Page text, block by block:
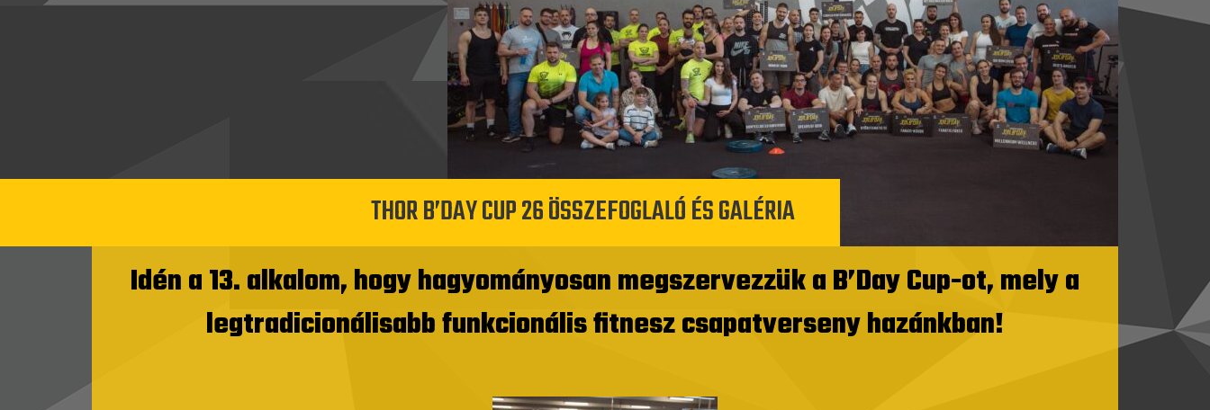
THOR B’DAY CUP 26 ÖSSZEFOGLALÓ ÉS GALÉRIA
Idén a 13. alkalom, hogy hagyományosan megszervezzük a B’Day Cup-ot, mely a
legtradicionálisabb funkcionális fitnesz csapatverseny hazánkban!